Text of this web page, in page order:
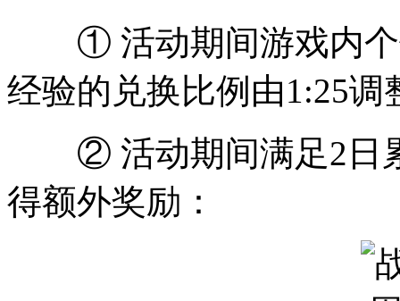
① 活动期间游戏内个
经验的兑换比例由1:25调
② 活动期间满足2日累
得额外奖励：